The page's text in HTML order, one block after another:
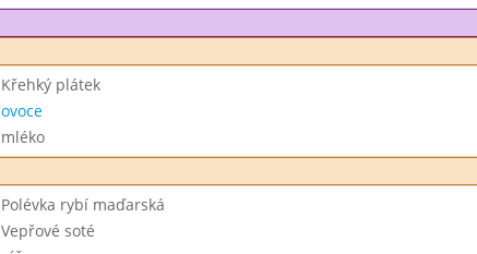
Křehký plátek
ovoce
mléko
Polévka rybí maďarská
Vepřové soté